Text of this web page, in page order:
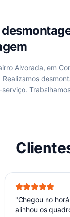
Alvorada, em
"Chegou no
alinhou os